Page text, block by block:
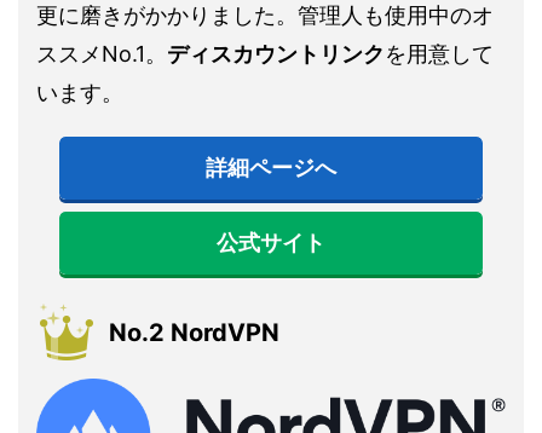
更に磨きがかかりました。管理人も使用中のオ
ススメNo.1。 ディスカウントリンクを用意して
います。
詳細ページへ
公式サイト
No.2 NordVPN